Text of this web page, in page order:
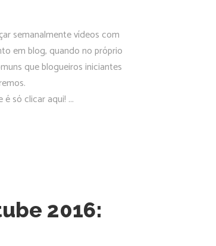
semanalmente vídeos com
em blog, quando no próprio
que blogueiros iniciantes
só clicar aqui!
2016: